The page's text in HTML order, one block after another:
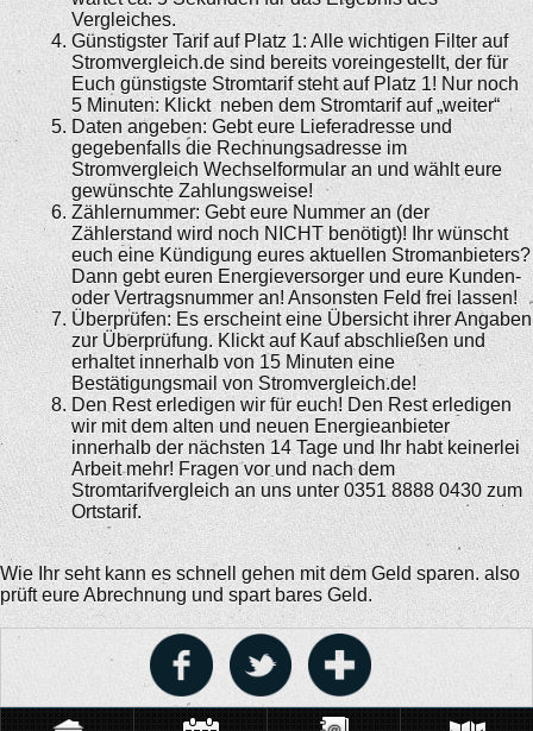
Vergleiches.
Günstigster Tarif auf Platz 1: Alle wichtigen Filter auf
Stromvergleich.de sind bereits voreingestellt, der für
Euch günstigste Stromtarif steht auf Platz 1! Nur noch
5 Minuten: Klickt neben dem Stromtarif auf „weiter“
Daten angeben: Gebt eure Lieferadresse und
gegebenfalls die Rechnungsadresse im
Stromvergleich Wechselformular an und wählt eure
gewünschte Zahlungsweise!
Zählernummer: Gebt eure Nummer an (der
Zählerstand wird noch NICHT benötigt)! Ihr wünscht
euch eine Kündigung eures aktuellen Stromanbieters?
Dann gebt euren Energieversorger und eure Kunden-
oder Vertragsnummer an! Ansonsten Feld frei lassen!
Überprüfen: Es erscheint eine Übersicht ihrer Angaben
zur Überprüfung. Klickt auf Kauf abschließen und
erhaltet innerhalb von 15 Minuten eine
Bestätigungsmail von Stromvergleich.de!
Den Rest erledigen wir für euch! Den Rest erledigen
wir mit dem alten und neuen Energieanbieter
innerhalb der nächsten 14 Tage und Ihr habt keinerlei
Arbeit mehr! Fragen vor und nach dem
Stromtarifvergleich an uns unter 0351 8888 0430 zum
Ortstarif.
Wie Ihr seht kann es schnell gehen mit dem Geld sparen. also
prüft eure Abrechnung und spart bares Geld.